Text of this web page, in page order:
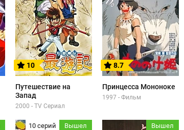
10
Путешествие на
Запад
2000 - TV Сериал
8.7
Принцесса Мононоке
1997 - Фильм
10 серий Вышел Вышел